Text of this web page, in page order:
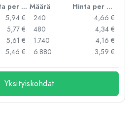
Hinta per kpl Määrä
Hinta per kpl
5,94 €
5,77 €
5,61 €
5,46 €
240
4,66 €
480
4,34 €
1.740
4,16 €
6.880
3,59 €
Yksityiskohdat